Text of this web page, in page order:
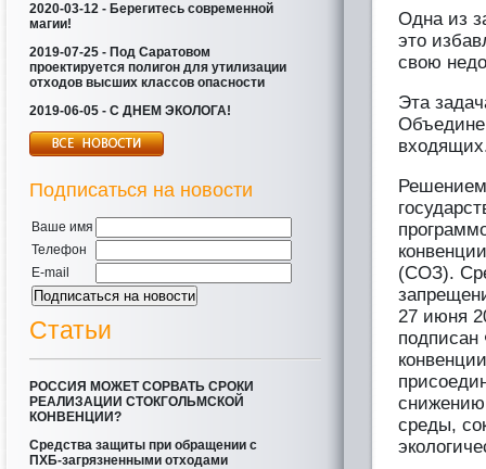
2020-03-12 - Берегитесь современной
магии!
2019-07-25 - Под Саратовом
проектируется полигон для утилизации
отходов высших классов опасности
2019-06-05 - С ДНЕМ ЭКОЛОГА!
Подписаться на новости
Ваше имя
Телефон
E-mail
Статьи
РОССИЯ МОЖЕТ СОРВАТЬ СРОКИ
РЕАЛИЗАЦИИ СТОКГОЛЬМСКОЙ
КОНВЕНЦИИ?
Средства защиты при обращении с
ПХБ-загрязненными отходами
Одна из
это
свою
Эта
(СОЗ).
27 июня
подписан
среды,